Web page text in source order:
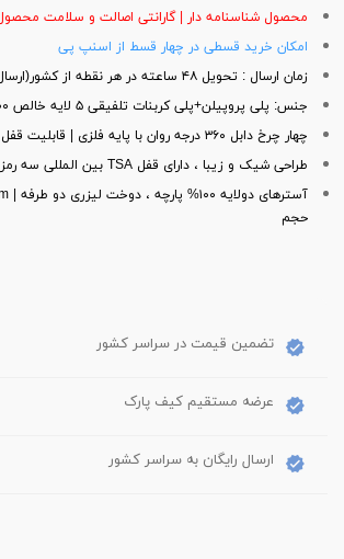
محصول شناسنامه دار | گارانتی اصالت و سلامت محصول
امکان خرید قسطی در چهار قسط از اسنپ پی
زمان ارسال : تحویل ۴۸ ساعته در هر نقطه از کشور(ارسال رایگان)
جنس: پلی پروپیلن+پلی کربنات تلفیقی ۵ لایه خالص ۱۰۰% نشکن
چهار چرخ دابل ۳۶۰ درجه روان با پایه فلزی | قابلیت قفل شدن زیپ ها
طراحی شیک و زیبا ، دارای قفل TSA بین المللی سه رمز امنیتی
حجم
تضمین قیمت در سراسر کشور
عرضه مستقیم کیف پارک
ارسال رایگان به سراسر کشور